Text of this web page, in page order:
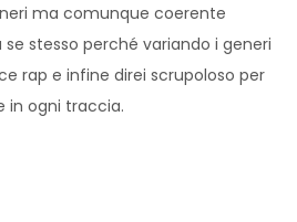
ma comunque coerente
stesso perché variando i generi
rap e infine direi scrupoloso per
in ogni traccia.